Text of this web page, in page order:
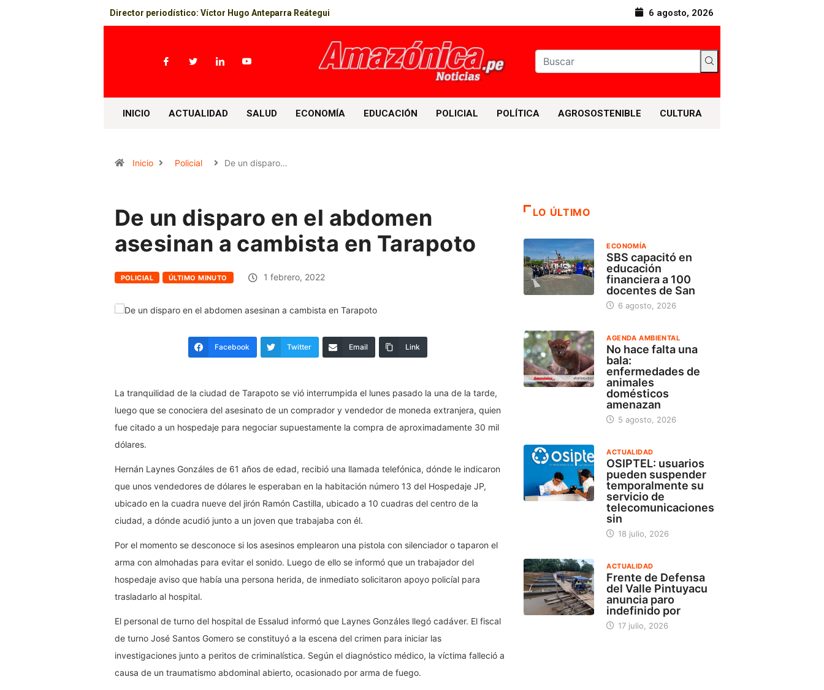
Director periodístico: Víctor Hugo Anteparra Reátegui 6 agosto, 2026
INICIO ACTUALIDAD SALUD ECONOMÍA EDUCACIÓN POLICIAL POLÍTICA AGROSOSTENIBLE CULTURA
Inicio Policial De un disparo…
De un disparo en el abdomen
asesinan a cambista en Tarapoto
POLICIAL ÚLTIMO MINUTO 1 febrero, 2022
Facebook Twitter Email Link
La tranquilidad de la ciudad de Tarapoto se vió interrumpida el lunes pasado la una de la tarde,
luego que se conociera del asesinato de un comprador y vendedor de moneda extranjera, quien
fue citado a un hospedaje para negociar supuestamente la compra de aproximadamente 30 mil
dólares.
Hernán Laynes Gonzáles de 61 años de edad, recibió una llamada telefónica, dónde le indicaron
que unos vendedores de dólares le esperaban en la habitación número 13 del Hospedaje JP,
ubicado en la cuadra nueve del jirón Ramón Castilla, ubicado a 10 cuadras del centro de la
ciudad, a dónde acudió junto a un joven que trabajaba con él.
Por el momento se desconoce si los asesinos emplearon una pistola con silenciador o taparon el
arma con almohadas para evitar el sonido. Luego de ello se informó que un trabajador del
hospedaje aviso que había una persona herida, de inmediato solicitaron apoyo policíal para
trasladarlo al hospital.
El personal de turno del hospital de Essalud informó que Laynes Gonzáles llegó cadáver. El fiscal
de turno José Santos Gomero se constituyó a la escena del crimen para iniciar las
investigaciones junto a peritos de criminalística. Según el diagnóstico médico, la víctima falleció a
causa de un traumatismo abdominal abierto, ocasionado por arma de fuego.
LO ÚLTIMO
ECONOMÍA
SBS capacitó en
educación
financiera a 100
docentes de San
6 agosto, 2026
AGENDA AMBIENTAL
No hace falta una
bala:
enfermedades de
animales
domésticos
amenazan
5 agosto, 2026
ACTUALIDAD
OSIPTEL: usuarios
pueden suspender
temporalmente su
servicio de
telecomunicaciones
sin
18 julio, 2026
ACTUALIDAD
Frente de Defensa
del Valle Pintuyacu
anuncia paro
indefinido por
17 julio, 2026